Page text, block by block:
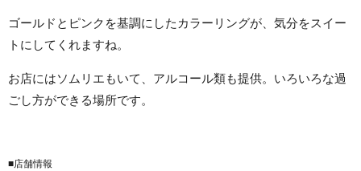
ゴールドとピンクを基調にしたカラーリングが、気分をスイー
トにしてくれますね。
お店にはソムリエもいて、アルコール類も提供。いろいろな過
ごし方ができる場所です。
■店舗情報